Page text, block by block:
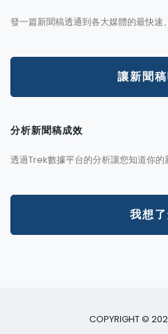
發一篇新聞稿透通到各大媒體的最快速
讓新聞
分析新聞稿成效
透過Trek數據平台的分析讓您知道你的
我想
COPYRIGHT ©